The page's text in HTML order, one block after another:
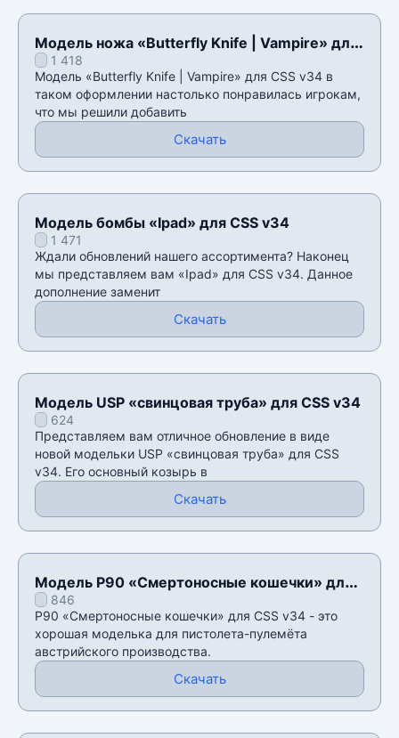
Модель ножа «Butterfly Knife | Vampire» для
CSS v34
1 418
Модель «Butterfly Knife | Vampire» для CSS v34 в
таком оформлении настолько понравилась игрокам,
что мы решили добавить
Скачать
Модель бомбы «Ipad» для CSS v34
1 471
Ждали обновлений нашего ассортимента? Наконец
мы представляем вам «Ipad» для CSS v34. Данное
дополнение заменит
Скачать
Модель USP «свинцовая труба» для CSS v34
624
Представляем вам отличное обновление в виде
новой модельки USP «свинцовая труба» для CSS
v34. Его основный козырь в
Скачать
Модель P90 «Смертоносные кошечки» для
CSS v34
846
P90 «Смертоносные кошечки» для CSS v34 - это
хорошая моделька для пистолета-пулемëта
австрийского производства.
Скачать